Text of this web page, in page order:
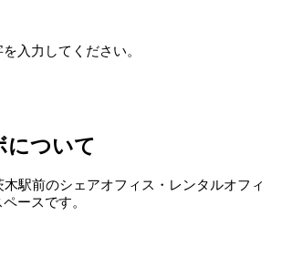
入力してください。
について
駅前のシェアオフィス・レンタルオフィ
ースです。